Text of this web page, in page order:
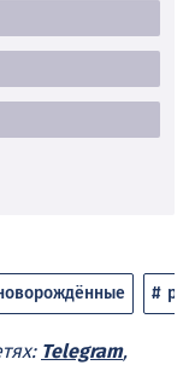
Telegram,